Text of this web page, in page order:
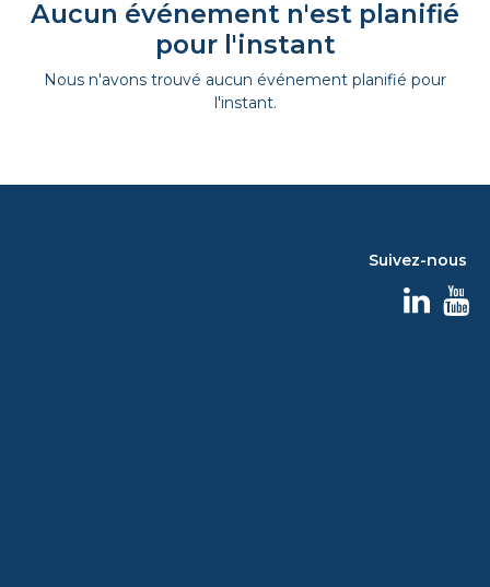
Aucun événement n'est planifié
pour l'instant
Nous n'avons trouvé aucun événement planifié pour
l'instant.
Suivez-nous